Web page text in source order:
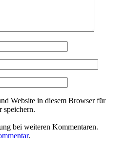
Website in diesem Browser für
speichern.
bei weiteren Kommentaren.
.